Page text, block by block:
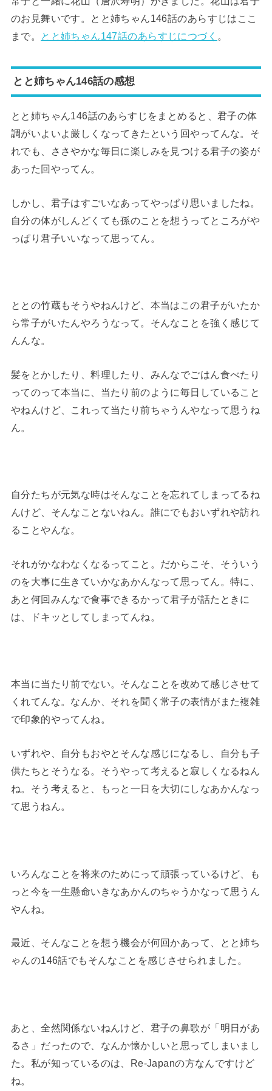
のお見舞いです。とと姉ちゃん146話のあらすじはここ
まで。
とと姉ちゃん147話のあらすじにつづく 。
とと姉ちゃん146話の感想
とと姉ちゃん146話のあらすじをまとめると、君子の体
調がいよいよ厳しくなってきたという回やってんな。そ
れでも、ささやかな毎日に楽しみを見つける君子の姿が
あった回やってん。
しかし、君子はすごいなあってやっぱり思いましたね。
自分の体がしんどくても孫のことを想うってところがや
っぱり君子いいなって思ってん。
ととの竹蔵もそうやねんけど、本当はこの君子がいたか
ら常子がいたんやろうなって。そんなことを強く感じて
んんな。
髪をとかしたり、料理したり、みんなでごはん食べたり
ってのって本当に、当たり前のように毎日していること
やねんけど、これって当たり前ちゃうんやなって思うね
ん。
自分たちが元気な時はそんなことを忘れてしまってるね
んけど、そんなことないねん。誰にでもおいずれや訪れ
ることやんな。
それがかなわなくなるってこと。だからこそ、そういう
のを大事に生きていかなあかんなって思ってん。特に、
あと何回みんなで食事できるかって君子が話たときに
は、ドキッとしてしまってんね。
本当に当たり前でない。そんなことを改めて感じさせて
くれてんな。なんか、それを聞く常子の表情がまた複雑
で印象的やってんね。
いずれや、自分もおやとそんな感じになるし、自分も子
供たちとそうなる。そうやって考えると寂しくなるねん
ね。そう考えると、もっと一日を大切にしなあかんなっ
て思うねん。
いろんなことを将来のためにって頑張っているけど、も
っと今を一生懸命いきなあかんのちゃうかなって思うん
やんね。
最近、そんなことを想う機会が何回かあって、とと姉ち
ゃんの146話でもそんなことを感じさせられました。
あと、全然関係ないねんけど、君子の鼻歌が「明日があ
るさ」だったので、なんか懐かしいと思ってしまいまし
た。私が知っているのは、Re-Japanの方なんですけど
ね。